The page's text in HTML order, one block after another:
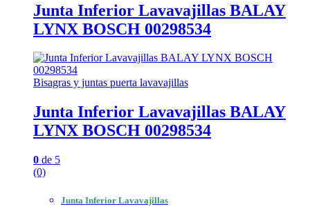
Junta Inferior Lavavajillas BALAY
LYNX BOSCH 00298534
Bisagras y juntas puerta lavavajillas
Junta Inferior Lavavajillas BALAY
LYNX BOSCH 00298534
0 de 5
(0)
Junta Inferior Lavavajillas